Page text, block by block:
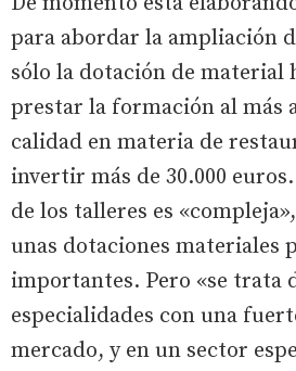
para abordar la ampliación
sólo la dotación de material
prestar la formación al más
calidad en materia de
invertir más de 30.000
de los talleres es
unas dotaciones materiales
importantes. Pero «se trata
especialidades con una
mercado, y en un sector